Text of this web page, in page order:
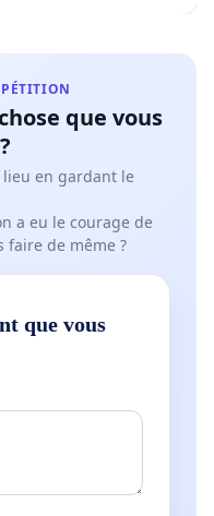
PÉTITION
que vous
lieu en gardant le
a eu le courage de
faire de même ?
que vous